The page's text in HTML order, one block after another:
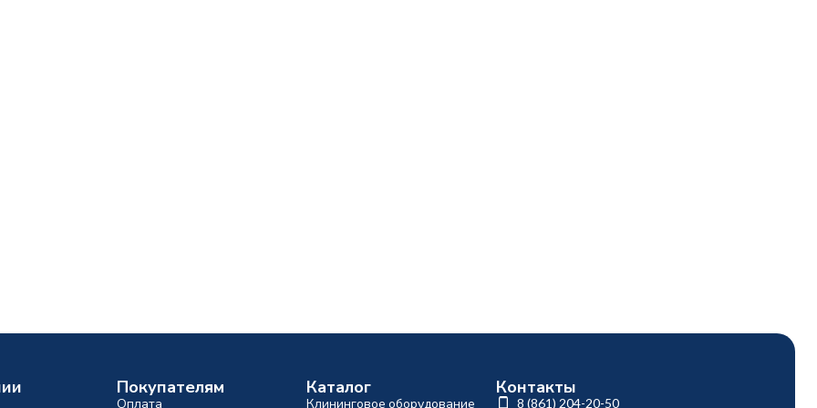
Покупателям
Оплата
Каталог
Клининговое оборудование
Контакты
8 (861) 204-20-50